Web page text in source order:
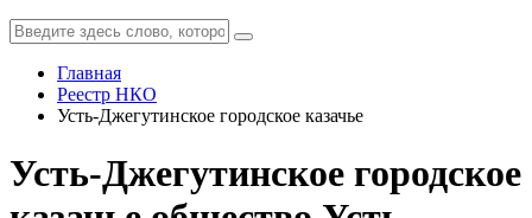
Главная
Реестр НКО
Усть-Джегутинское городское казачье
Усть-Джегутинское городское